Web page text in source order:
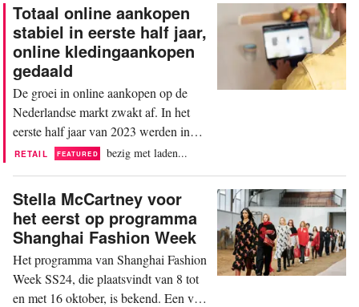
is de eerste stap voor Stuart Weitzman
in de brillencategorie. Safilo Group en
Stuart Weitzman hebben een
overeenkomst ondertekend voor de...
Totaal online aankopen
stabiel in eerste half jaar,
online kledingaankopen
gedaald
De groei in online aankopen op de
Nederlandse markt zwakt af. In het
eerste half jaar van 2023 werden in
Nederland 167,8 miljoen online
blijkt uit de Thuiswinkel Markt
Monitor, een onderzoek naar online
consumentenbestedingen in
Nederland. Er wordt door
consumenten meer...
RETAIL FEATURED bezig met laden...
Stella McCartney voor
het eerst op programma
Shanghai Fashion Week
Het programma van Shanghai Fashion
Week SS24, die plaatsvindt van 8 tot
en met 16 oktober, is bekend. Een van